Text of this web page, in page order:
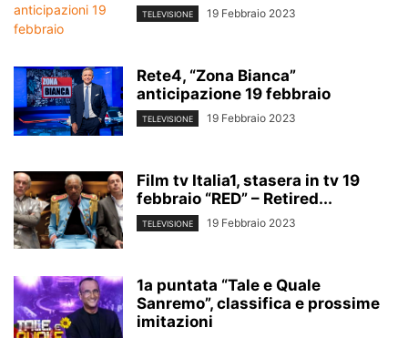
TELEVISIONE 19 Febbraio 2023
Rete4, “Zona Bianca”
anticipazione 19 febbraio
TELEVISIONE 19 Febbraio 2023
Film tv Italia1, stasera in tv 19
febbraio “RED” – Retired...
TELEVISIONE 19 Febbraio 2023
1a puntata “Tale e Quale
Sanremo”, classifica e prossime
imitazioni